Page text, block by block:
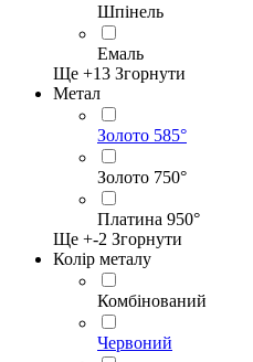
Шпінель
Емаль
Ще +13 Згорнути
Метал
Золото 585°
Золото 750°
Платина 950°
Ще +-2 Згорнути
Колір металу
Комбінований
Червоний